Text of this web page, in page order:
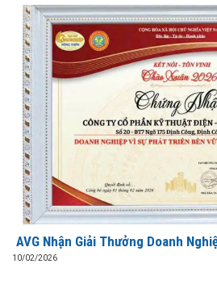
AVG Nhận Giải Thưởng Doanh
10/02/2026